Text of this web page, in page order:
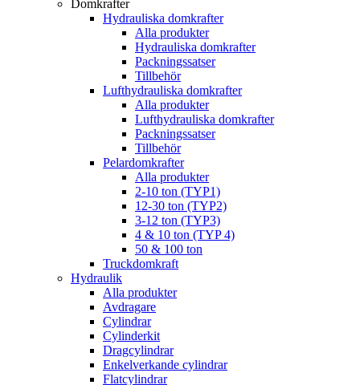
Domkrafter
Hydrauliska domkrafter
Alla produkter
Hydrauliska domkrafter
Packningssatser
Tillbehör
Lufthydrauliska domkrafter
Alla produkter
Lufthydrauliska domkrafter
Packningssatser
Tillbehör
Pelardomkrafter
Alla produkter
2-10 ton (TYP1)
12-30 ton (TYP2)
3-12 ton (TYP3)
4 & 10 ton (TYP 4)
50 & 100 ton
Truckdomkraft
Hydraulik
Alla produkter
Avdragare
Cylindrar
Cylinderkit
Dragcylindrar
Enkelverkande cylindrar
Flatcylindrar